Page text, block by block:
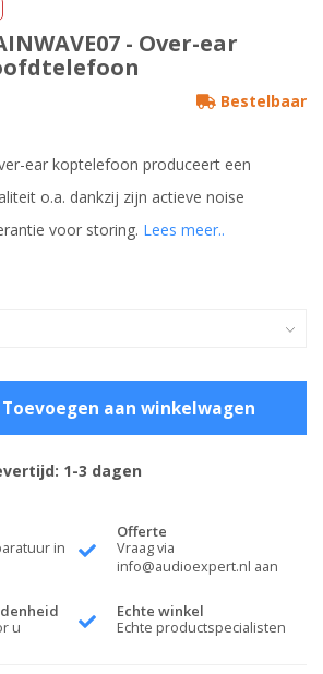
- Over-ear
Bestelbaar
ear koptelefoon produceert een
o.a. dankzij zijn actieve noise
voor storing. Lees meer..
Toevoegen aan winkelwagen
1-3 dagen
in
Offerte
Vraag via
info@audioexpert.nl aan
u
Echte winkel
Echte productspecialisten